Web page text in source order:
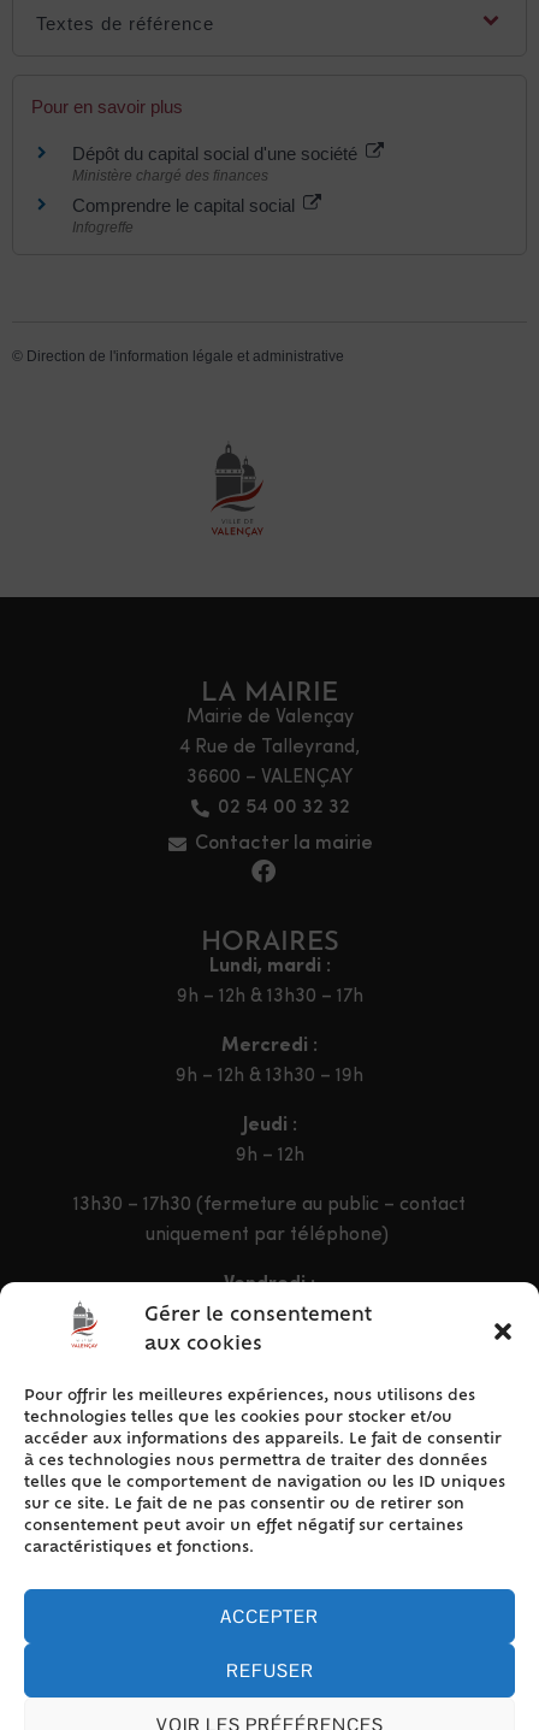
Gérer le consentement
aux cookies
Pour offrir les meilleures expériences, nous utilisons des
technologies telles que les cookies pour stocker et/ou
accéder aux informations des appareils. Le fait de consentir
à ces technologies nous permettra de traiter des données
telles que le comportement de navigation ou les ID uniques
sur ce site. Le fait de ne pas consentir ou de retirer son
consentement peut avoir un effet négatif sur certaines
caractéristiques et fonctions.
ACCEPTER
REFUSER
VOIR LES PRÉFÉRENCES
Textes de référence
Pour en savoir plus
Dépôt du capital social d'une société
Ministère chargé des finances
Comprendre le capital social
Infogreffe
© Direction de l'information légale et administrative
LA MAIRIE
Mairie de Valençay
4 Rue de Talleyrand,
36600 – VALENÇAY
02 54 00 32 32
Contacter la mairie
HORAIRES
Lundi, mardi :
9h – 12h & 13h30 – 17h
Mercredi :
9h – 12h & 13h30 – 19h
Jeudi :
9h – 12h
13h30 – 17h30 (fermeture au public – contact
uniquement par téléphone)
Vendredi :
9h – 12h & 13h30 – 16h30
ACCÈS RAPIDE
Accueil
Contact
Plan du site
Mentions légales
Politique de cookies (UE)